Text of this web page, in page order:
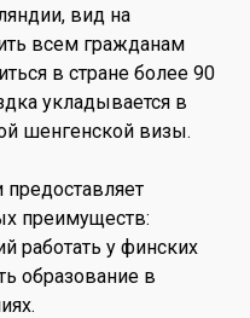
вид на
всем гражданам
в стране более 90
укладывается в
шенгенской визы.
предоставляет
преимуществ:
работать у финских
образование в